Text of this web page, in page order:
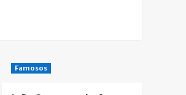
Famosos